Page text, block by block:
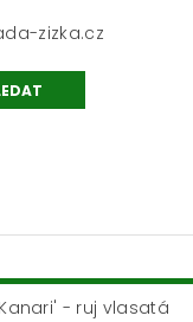
zizka.cz
- ruj vlasatá